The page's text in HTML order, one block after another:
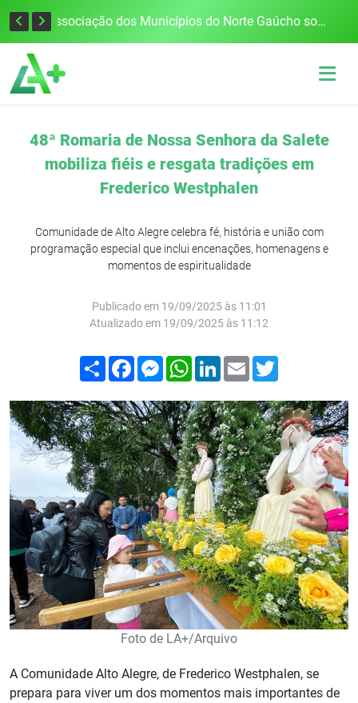
Defesa Civil alerta para risco de tornado e tempestades severas no RS entre esta quinta e sexta-feira Associação dos Municípios do Norte Gaúcho solicita R$ 8 milhões ao Governo do Estado para reparações climáticas
48ª Romaria de Nossa Senhora da Salete
mobiliza fiéis e resgata tradições em
Frederico Westphalen
Comunidade de Alto Alegre celebra fé, história e união com
programação especial que inclui encenações, homenagens e
momentos de espiritualidade
Publicado em 19/09/2025 às 11:01
Atualizado em 19/09/2025 às 11:12
Compartilhar
FacebookMessenger
WhatsApp
LinkedIn
Email
Foto de LA+/Arquivo
A Comunidade Alto Alegre, de Frederico Westphalen, se
prepara para viver um dos momentos mais importantes de